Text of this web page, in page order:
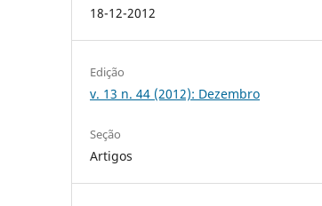
18-12-2012
Edição
v. 13 n. 44 (2012): Dezembro
Seção
Artigos